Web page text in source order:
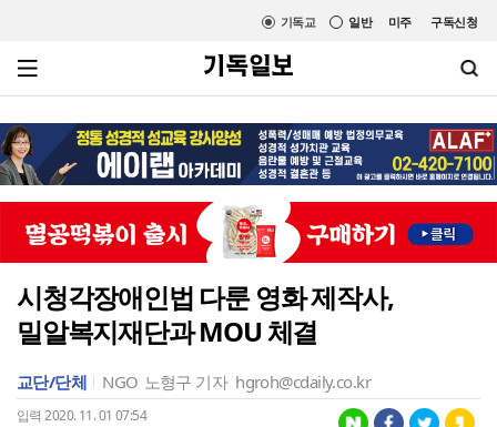
미주 구독신청
일반
기독교
시청각장애인법 다룬 영화 제작사,
밀알복지재단과 MOU 체결
교단/단체 NGO 노형구 기자 hgroh@cdaily.co.kr
입력 2020. 11. 01 07:54